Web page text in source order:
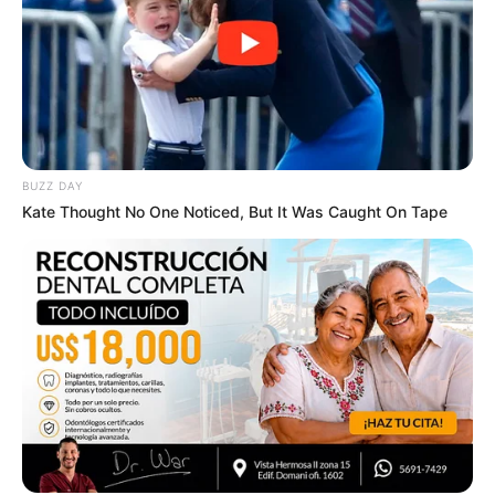
10 Tallest Women You Won't Believe Exist
BRAINBERRIES
BUZZ DAY
Kate Thought No One Noticed, But It Was Caught On Tape